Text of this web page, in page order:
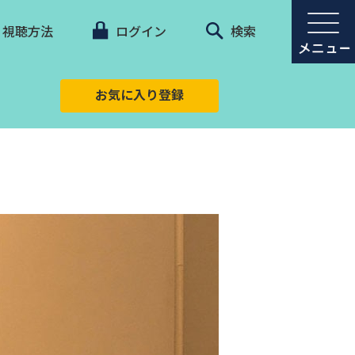
視聴方法 ログイン 検索
お気に入り登録